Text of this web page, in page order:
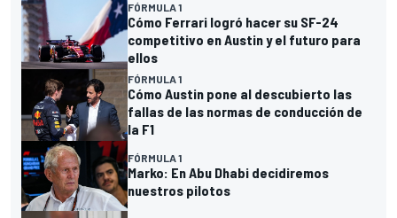
FÓRMULA 1
Cómo Ferrari logró hacer su SF-24
competitivo en Austin y el futuro para
ellos
FÓRMULA 1
Cómo Austin pone al descubierto las
fallas de las normas de conducción de
la F1
FÓRMULA 1
Marko: En Abu Dhabi decidiremos
nuestros pilotos